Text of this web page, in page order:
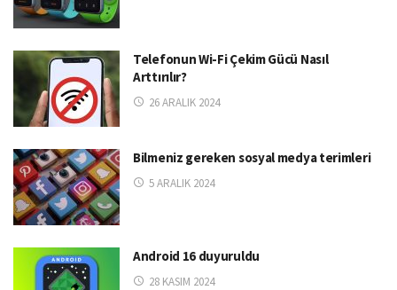
Telefonun Wi-Fi Çekim Gücü Nasıl
Arttırılır?
26 ARALIK 2024
Bilmeniz gereken sosyal medya terimleri
5 ARALIK 2024
Android 16 duyuruldu
28 KASIM 2024